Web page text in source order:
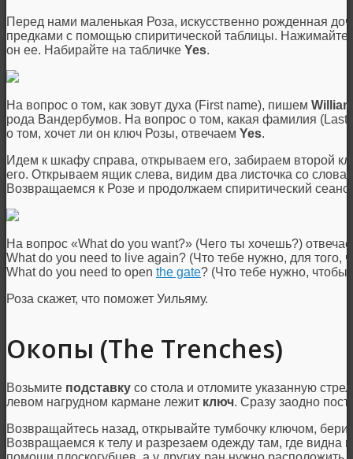
Перед нами маленькая Роза, искусственно рожденная
предками с помощью спиритической таблицы. Нажимайте
он ее. Набирайте на табличке Yes.
На вопрос о том, как зовут духа (First name), пишем William
рода Вандербумов. На вопрос о том, какая фамилия
о том, хочет ли он ключ Розы, отвечаем Yes.
Идем к шкафу справа, открываем его, забираем второй
его. Открываем ящик слева, видим два листочка со
Возвращаемся к Розе и продолжаем спиритический сеанс.
На вопрос «What do you want?» (Чего ты хочешь?)
What do you need to live again? (Что тебе нужно, для того,
What do you need to open the gate? (Что тебе нужно, чтобы
Роза скажет, что поможет Уильяму.
Окопы (The Trenches)
Возьмите подставку со стола и отломите указанную
левом нагрудном кармане лежит ключ. Сразу заодно
Возвращайтесь назад, открывайте тумбочку ключом,
Возвращаемся к телу и разрезаем одежду там, где видна